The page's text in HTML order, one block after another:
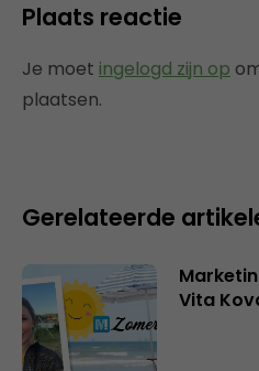
Plaats reactie
Je moet ingelogd zijn op
plaatsen.
Gerelateerde
Vita